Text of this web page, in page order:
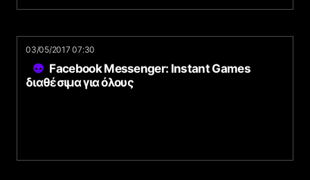
03/05/2017 07:30
Facebook Messenger: Instant Games
διαθέσιμα για όλους